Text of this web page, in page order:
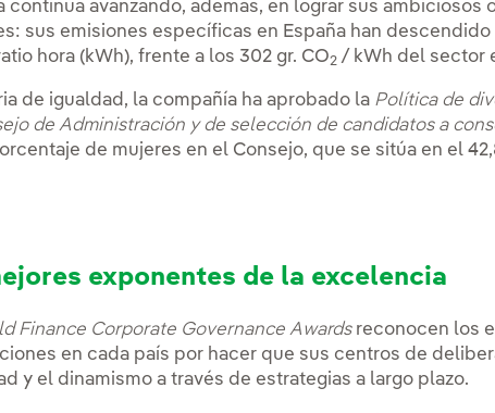
continúa avanzando, además, en lograr sus
sus emisiones específicas en España han descendido
hora (kWh), frente a los 302 gr. CO2 / kWh del sector
de igualdad, la compañía ha aprobado la Política de
de Administración y de selección de candidatos a
de mujeres en el Consejo, que se sitúa en el
exponentes de la excelencia
Finance Corporate Governance Awardsreconocen los
en cada país por hacer que sus centros de
y el dinamismo a través de estrategias a largo plazo.